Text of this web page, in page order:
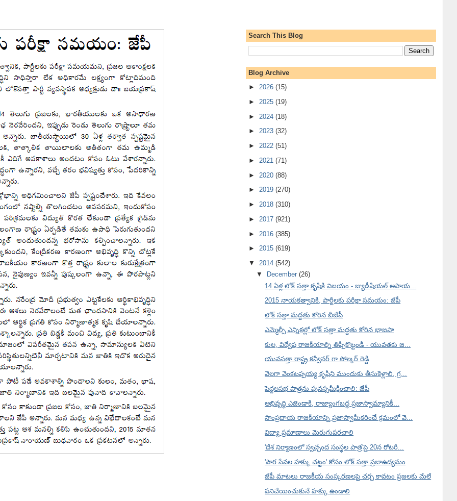
Search This Blog
Blog Archive
► 2026 (15)
► 2025 (19)
► 2024 (18)
► 2023 (32)
► 2022 (51)
► 2021 (71)
► 2020 (88)
► 2019 (270)
► 2018 (310)
► 2017 (921)
► 2016 (385)
► 2015 (619)
▼ 2014 (542)
▼
December(26)
14 ఏళ్ల లోక్ సత్తా కృషికి విజయం - జ్యుడీషియల్ అపాయ...
2015 నాయకత్వానికి, పార్టీలకు పరీక్షా సమయం: జేపీ
లోక్ సత్తా మద్దతు కోరిన బీజేపీ
ఎమ్మెల్సీ ఎన్నికల్లో లోక్ సత్తా మద్దతు కోరిన భాజపా
కుల, విద్వేష రాజకీయాల్ని తిప్పికొట్టండి - యువతకు జ...
యువసత్తా రాష్ట్ర కన్వీనర్ గా సోల్కర్ రెడ్డి
వెలగా వెంకటప్పయ్య కృషిని ముందుకు తీసుకెళ్లాలి, గ్ర...
పెద్దలసభ పాత్రను పునస్సమీక్షించాలి: జేపీ
అభివృద్ధి ఎజెండాకి, రాజ్యాంగబద్ధ ప్రజాస్వామ్యానికీ...
సాంప్రదాయ రాజకీయాన్ని ప్రజాస్వామీకరించే క్రమంలో వె...
విద్యా ప్రమాణాలు మెరుగుపరచాలి
'దేశ నిర్మాణంలో స్వచ్ఛంద సంస్థల పాత్ర'పై 20న రోటరీ...
'పౌర సేవల హక్కు చట్టం' కోసం లోక్ సత్తా ప్రజాఉద్యమం
జేపీ మాటలు రాజకీయ సంస్కరణలపై చర్చ కావటం ప్రజలకు మేలే
పనిచేయించుకునే హక్కు ఉండాలి